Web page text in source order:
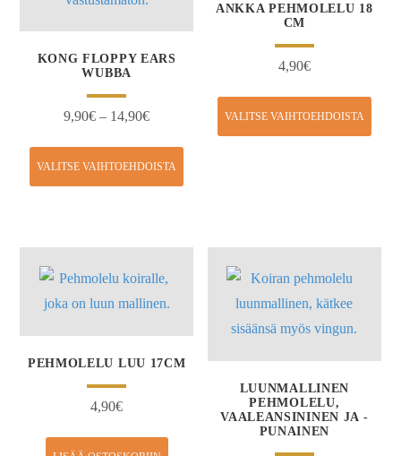
KONG FLOPPY EARS
WUBBA
9,90€ – 14,90€
VALITSE VAIHTOEHDOISTA
ANKKA PEHMOLELU 18
CM
4,90€
VALITSE VAIHTOEHDOISTA
PEHMOLELU LUU 17CM
4,90€
LUUNMALLINEN
PEHMOLELU,
VAALEANSININEN JA -
PUNAINEN